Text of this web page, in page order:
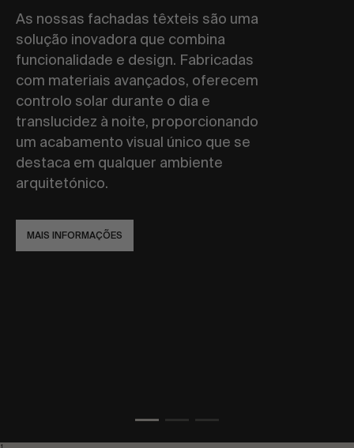
As nossas fachadas têxteis são uma
solução inovadora que combina
funcionalidade e design. Fabricadas
com materiais avançados, oferecem
controlo solar durante o dia e
translucidez à noite, proporcionando
um acabamento visual único que se
destaca em qualquer ambiente
arquitetónico.
MAIS INFORMAÇÕES